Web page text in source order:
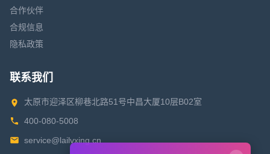
合作伙伴
合规信息
隐私政策
联系我们
太原市迎泽区柳巷北路51号中昌大厦10层B02室
400-080-5008
service@lailvxing.cn